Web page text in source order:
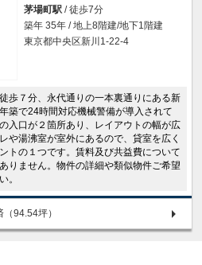
茅場町駅 / 徒歩7分
築年 35年 / 地上8階建/地下1階建
東京都中央区新川1-22-4
歩７分、永代通りの一本裏通りにある新
築で24時間対応機械警備が導入されて
入口が２箇所あり、レイアウトの幅が広
や湯沸室が室外にあるので、貸室を広く
トの１つです。賃料及び共益費について
りません。物件の詳細や類似物件ご希望
。
94.54坪）